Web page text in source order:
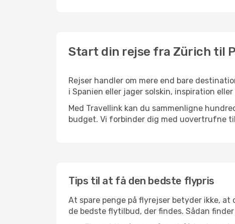
Start din rejse fra Zürich til
Rejser handler om mere end bare
i Spanien eller jager solskin, inspiration
Med Travellink kan du sammenligne
budget. Vi forbinder dig med uovertrufne
Tips til at få den bedste flypris
At spare penge på flyrejser betyder ikke,
de bedste flytilbud, der findes. Sådan